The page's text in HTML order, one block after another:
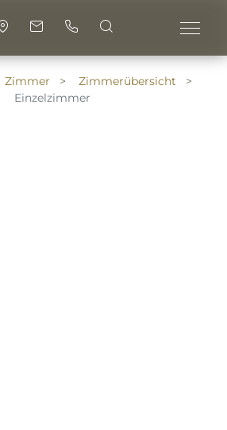
Zimmer
Zimmerübersicht
Einzelzimmer